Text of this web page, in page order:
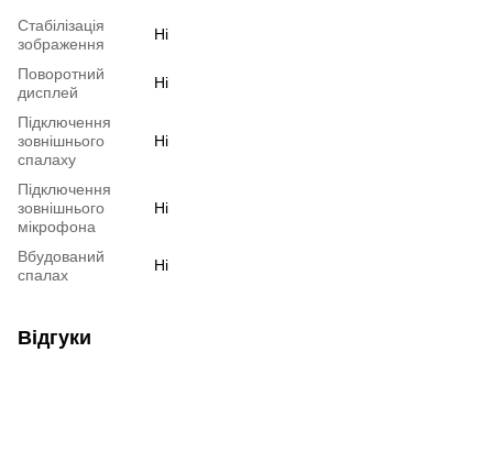
Cтабілізація
зображення
Ні
Поворотний
дисплей
Ні
Підключення
зовнішнього
спалаху
Ні
Підключення
зовнішнього
мікрофона
Ні
Вбудований
спалах
Ні
Відгуки